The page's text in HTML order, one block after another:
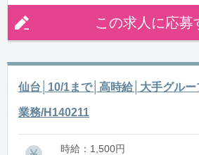
この求人に応募
仙台│10/1まで│高時給│大手グルー
業務/H140211
時給：1,500円